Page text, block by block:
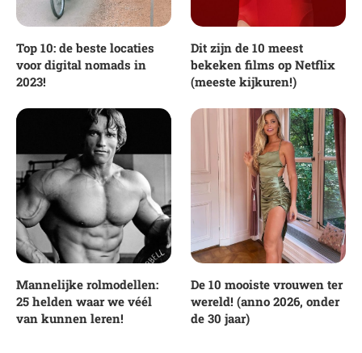
Top 10: de beste locaties
voor digital nomads in
2023!
Dit zijn de 10 meest
bekeken films op Netflix
(meeste kijkuren!)
Mannelijke rolmodellen:
25 helden waar we véél
van kunnen leren!
De 10 mooiste vrouwen ter
wereld! (anno 2026, onder
de 30 jaar)